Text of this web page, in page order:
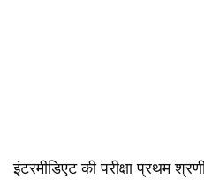
इंटरमीडिएट की परीक्षा प्रथम